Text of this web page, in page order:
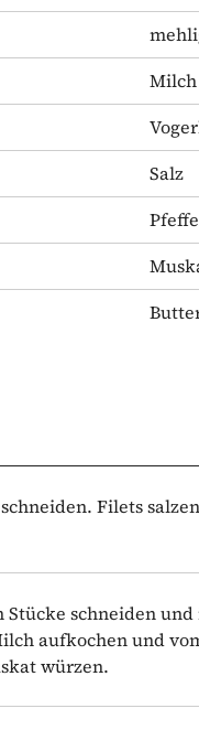
Milch
Salz
Filets
schneiden
aufkochen und
würzen.